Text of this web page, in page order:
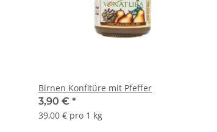
Birnen Konfitüre mit Pfeffer
3,90 € *
39,00 € pro 1 kg